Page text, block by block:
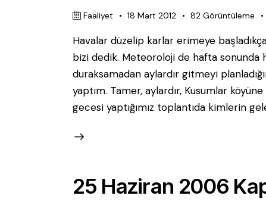
Faaliyet 18 Mart 2012 82 Görüntüleme
Havalar düzelip karlar erimeye
bizi dedik. Meteoroloji de hafta sonunda
duraksamadan aylardır gitmeyi
yaptım. Tamer, aylardır, Kusumlar
gecesi yaptığımız toplantıda kimlerin
25 Haziran 2006